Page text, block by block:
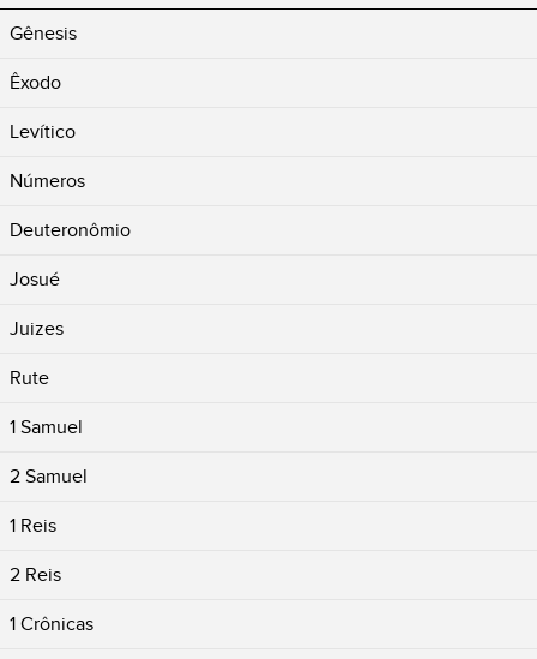
Gênesis
Êxodo
Levítico
Números
Deuteronômio
Josué
Juizes
Rute
1 Samuel
2 Samuel
1 Reis
2 Reis
1 Crônicas